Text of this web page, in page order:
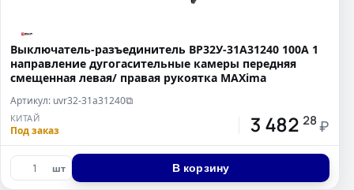
Выключатель-разъединитель ВР32У-31A31240 100А 1
направление дугогасительные камеры передняя
смещенная левая/ правая рукоятка MAXima
Артикул: uvr32-31a31240⧉
КИТАЙ
Под заказ 3 482 28 ₽
шт В корзину